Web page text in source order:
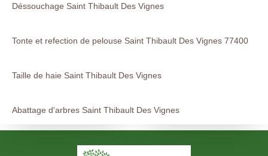
Déssouchage Saint Thibault Des Vignes
Tonte et refection de pelouse Saint Thibault Des Vignes 77400
Taille de haie Saint Thibault Des Vignes
Abattage d'arbres Saint Thibault Des Vignes